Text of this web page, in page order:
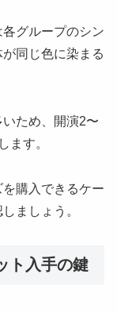
グループのシン
同じ色に染まる
ため、開演2〜
ます。
購入できるケー
ましょう。
ト入手の鍵